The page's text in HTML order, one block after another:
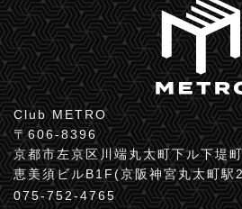
Club METRO
〒606-8396
京都市左京区川端丸太町下ル下堤
恵美須ビルB1F(京阪神宮丸太町駅
075-752-4765